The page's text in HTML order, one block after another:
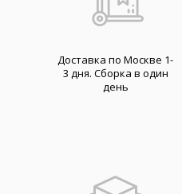
Доставка по Москве 1-
3 дня. Cборка в один
день